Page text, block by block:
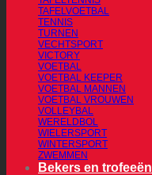
TAFELVOETBAL
TENNIS
TURNEN
VECHTSPORT
VICTORY
VOETBAL
VOETBAL KEEPER
VOETBAL MANNEN
VOETBAL VROUWEN
VOLLEYBAL
WERELDBOL
WIELERSPORT
WINTERSPORT
ZWEMMEN
Bekers en trofeeën